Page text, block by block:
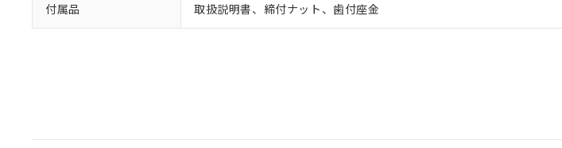
付属品 取扱説明書、締付ナット、歯付座金